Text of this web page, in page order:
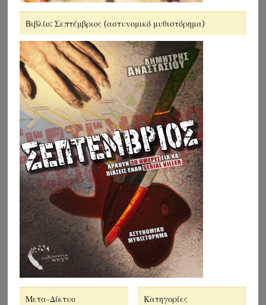
Βιβλίο: Σεπτέμβριος (αστυνομικό μυθιστόρημα)
Μετα-Δίκτυο Κατηγορίες